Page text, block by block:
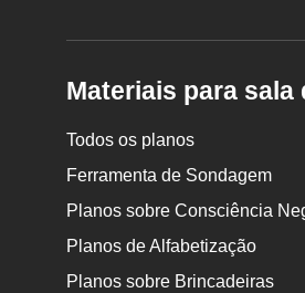
Materiais para sala
Todos os planos
Ferramenta de Sondagem
Planos sobre Consciência
Planos de Alfabetização
Planos sobre Brincadeiras